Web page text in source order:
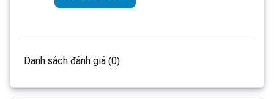
Trang bị máy nén biên tần - vận hành êm ái
Danh sách đánh giá (0)